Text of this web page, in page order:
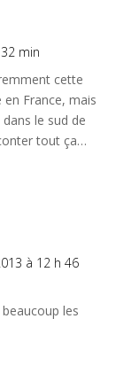
min
cette
en France, mais
le sud de
tout ça…
à 12 h 46
beaucoup les